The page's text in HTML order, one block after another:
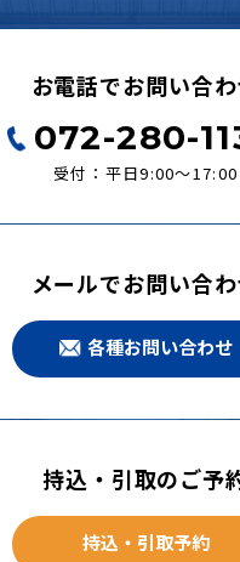
お電話でお問い合
072-280-
受付：平日9:00〜17:00
メールでお問い合
各種お問い合わせ
持込・引取のご予
持込・引取予約